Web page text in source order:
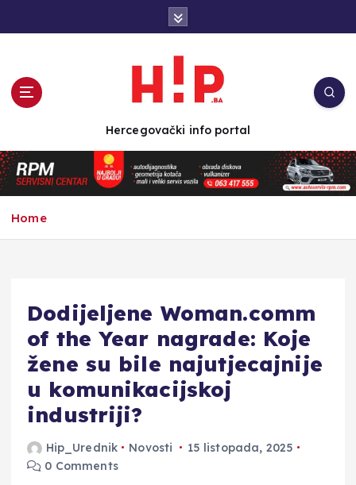
n
t
e
Hercegovački info portal
Home
Dodijeljene Woman.comm
of the Year nagrade: Koje
žene su bile najutjecajnije
u komunikacijskoj
industriji?
Hip_Urednik Novosti
15 listopada, 2025
0 Comments